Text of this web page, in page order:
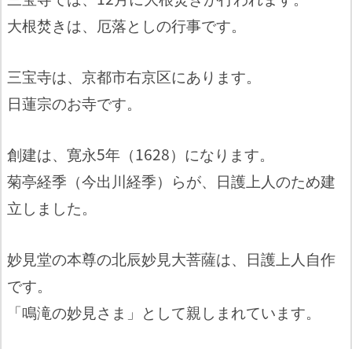
大根焚きは、厄落としの行事です。
三宝寺は、京都市右京区にあります。
日蓮宗のお寺です。
創建は、寛永5年（1628）になります。
菊亭経季（今出川経季）らが、日護上人のため建
立しました。
妙見堂の本尊の北辰妙見大菩薩は、日護上人自作
です。
「鳴滝の妙見さま」として親しまれています。